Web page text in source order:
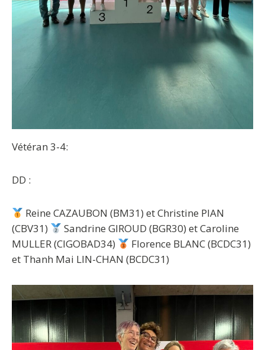
Vétéran 3-4:
DD :
Reine CAZAUBON (BM31) et Christine PIAN
(CBV31)
Sandrine GIROUD (BGR30) et Caroline
MULLER (CIGOBAD34)
Florence BLANC (BCDC31)
et Thanh Mai LIN-CHAN (BCDC31)